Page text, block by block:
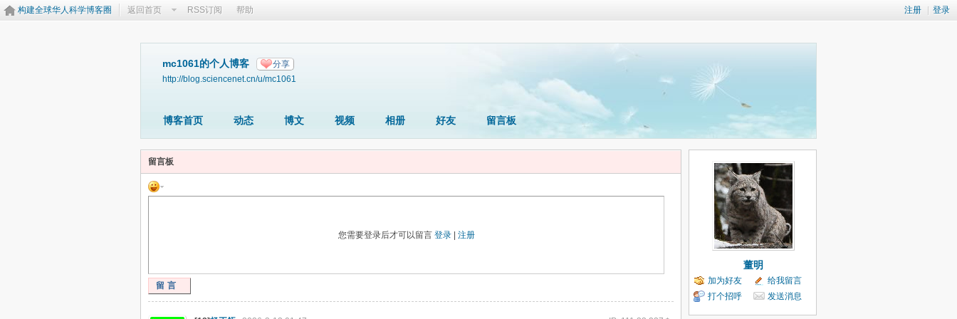
注册 登录
构建全球华人科学博客圈 返回首页 RSS订阅 帮助
mc1061的个人博客 分享
http://blog.sciencenet.cn/u/mc1061
博客首页 动态 博文 视频 相册 好友 留言板
留言板
您需要登录后才可以留言 登录| 注册
留言
董明
加为好友
给我留言
打个招呼
发送消息